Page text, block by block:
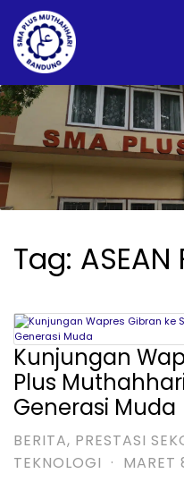
konten
test
Tag:
Kunjungan
Plus
Generasi Muda
BERITA, PRESTASI
TEKNOLOGI · MARET